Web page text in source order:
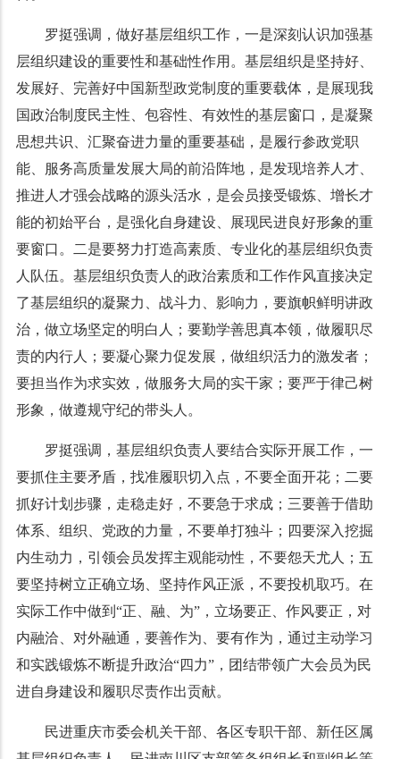
罗挺强调，做好基层组织工作，一是深刻认识加强基
层组织建设的重要性和基础性作用。基层组织是坚持好、
发展好、完善好中国新型政党制度的重要载体，是展现我
国政治制度民主性、包容性、有效性的基层窗口，是凝聚
思想共识、汇聚奋进力量的重要基础，是履行参政党职
能、服务高质量发展大局的前沿阵地，是发现培养人才、
推进人才强会战略的源头活水，是会员接受锻炼、增长才
能的初始平台，是强化自身建设、展现民进良好形象的重
要窗口。二是要努力打造高素质、专业化的基层组织负责
人队伍。基层组织负责人的政治素质和工作作风直接决定
了基层组织的凝聚力、战斗力、影响力，要旗帜鲜明讲政
治，做立场坚定的明白人；要勤学善思真本领，做履职尽
责的内行人；要凝心聚力促发展，做组织活力的激发者；
要担当作为求实效，做服务大局的实干家；要严于律己树
形象，做遵规守纪的带头人。
罗挺强调，基层组织负责人要结合实际开展工作，一
要抓住主要矛盾，找准履职切入点，不要全面开花；二要
抓好计划步骤，走稳走好，不要急于求成；三要善于借助
体系、组织、党政的力量，不要单打独斗；四要深入挖掘
内生动力，引领会员发挥主观能动性，不要怨天尤人；五
要坚持树立正确立场、坚持作风正派，不要投机取巧。在
实际工作中做到“正、融、为”，立场要正、作风要正，对
内融洽、对外融通，要善作为、要有作为，通过主动学习
和实践锻炼不断提升政治“四力”，团结带领广大会员为民
进自身建设和履职尽责作出贡献。
民进重庆市委会机关干部、各区专职干部、新任区属